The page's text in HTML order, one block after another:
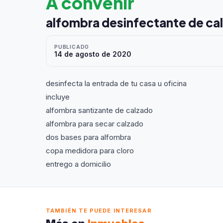
alfombra desinfectante de
PUBLICADO
14 de agosto de 2020
desinfecta la entrada de tu casa u oficina
incluye
alfombra santizante de calzado
alfombra para secar calzado
dos bases para alfombra
copa medidora para cloro
entrego a domicilio
TAMBIÉN TE PUEDE INTERESAR